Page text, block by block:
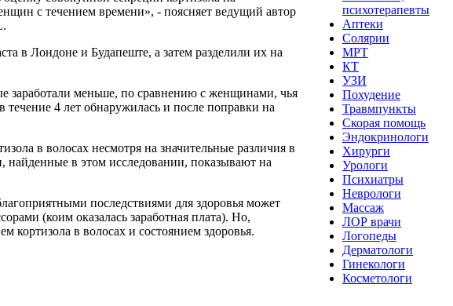
с течением времени», - поясняет ведущий автор
в Лондоне и Будапеште, а затем разделили их на
заработали меньше, по сравнению с женщинами, чья
течение 4 лет обнаружилась и после поправки на
в волосах несмотря на значительные различия в
найденные в этом исследовании, показывают на
последствиями для здоровья может
(коим оказалась заработная плата). Но,
в волосах и состоянием здоровья.
психотерапевты
Аптеки
Солярии
МРТ
КТ
УЗИ
Похудение
Травмпункты
Скорая помощь
Эндокринологи
Хирурги
Урологи
Психиатры
Неврологи
Массаж
ЛОР врачи
Логопеды
Дерматологи
Гинекологи
Косметологи